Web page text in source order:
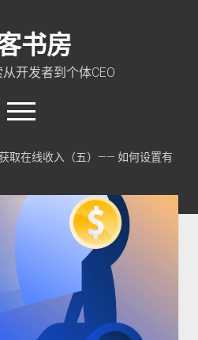
书房
开发者到个体CEO
open
menu
rss githubqq wechat
首页
入门教程
ChatGPT
软件工程
取在线收入（五）—— 如何设置有